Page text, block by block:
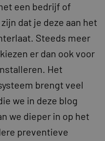
een bedrijf of
dat je deze aan het
Steeds meer
er dan ook voor
Het
brengt veel
we in deze blog
we dieper in op het
preventieve